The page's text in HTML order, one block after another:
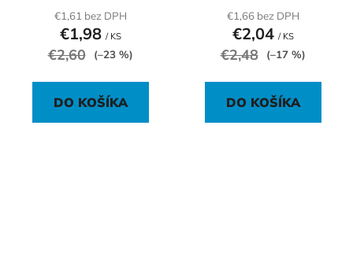
€1,61 bez DPH
€1,98 / KS
€2,60 (–23 %)
DO KOŠÍKA
€1,66 bez DPH
€2,04 / KS
€2,48 (–17 %)
DO KOŠÍKA